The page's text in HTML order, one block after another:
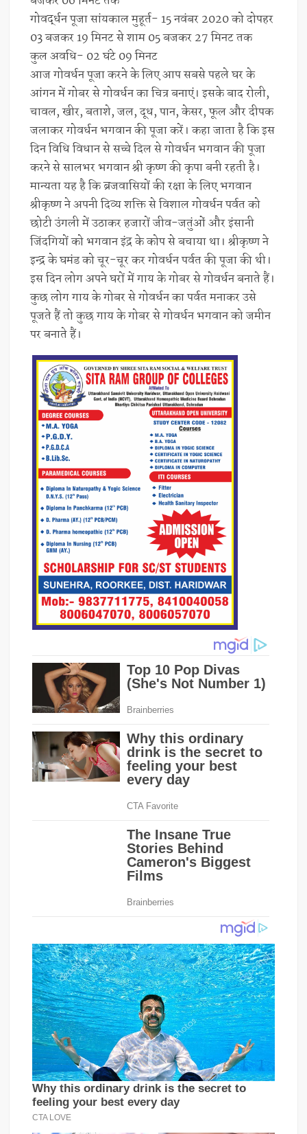
गोवर्द्धन पूजा सांयकाल मुहूर्त- 15 नवंबर 2020 को दोपहर
03 बजकर 19 मिनट से शाम 05 बजकर 27 मिनट तक
कुल अवधि- 02 घंटे 09 मिनट
आज गोवर्धन पूजा करने के लिए आप सबसे पहले घर के
आंगन में गोबर से गोवर्धन का चित्र बनाएं। इसके बाद रोली,
चावल, खीर, बताशे, जल, दूध, पान, केसर, फूल और दीपक
जलाकर गोवर्धन भगवान की पूजा करें। कहा जाता है कि इस
दिन विधि विधान से सच्चे दिल से गोवर्धन भगवान की पूजा
करने से सालभर भगवान श्री कृष्ण की कृपा बनी रहती है।
मान्यता यह है कि ब्रजवासियों की रक्षा के लिए भगवान
श्रीकृष्ण ने अपनी दिव्य शक्ति से विशाल गोवर्धन पर्वत को
छोटी उंगली में उठाकर हजारों जीव-जतुंओं और इंसानी
जिंदगियों को भगवान इंद्र के कोप से बचाया था। श्रीकृष्‍ण ने
इन्‍द्र के घमंड को चूर-चूर कर गोवर्धन पर्वत की पूजा की थी।
इस दिन लोग अपने घरों में गाय के गोबर से गोवर्धन बनाते हैं।
कुछ लोग गाय के गोबर से गोवर्धन का पर्वत मनाकर उसे
पूजते हैं तो कुछ गाय के गोबर से गोवर्धन भगवान को जमीन
पर बनाते हैं।